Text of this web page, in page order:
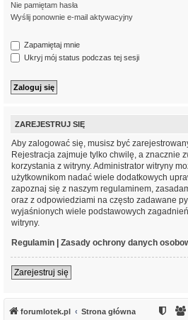
Nie pamiętam hasła
Wyślij ponownie e-mail aktywacyjny
Zapamiętaj mnie
Ukryj mój status podczas tej sesji
ZAREJESTRUJ SIĘ
Aby zalogować się, musisz być
Rejestracja zajmuje tylko chwilę, a znacznie
korzystania z witryny. Administrator witryny
użytkownikom nadać wiele dodatkowych
zapoznaj się z naszym regulaminem,
oraz z odpowiedziami na często zadawane
wyjaśnionych wiele podstawowych
witryny.
Regulamin
Zasady ochrony danych
Zarejestruj się
forumlotek.pl Strona główna